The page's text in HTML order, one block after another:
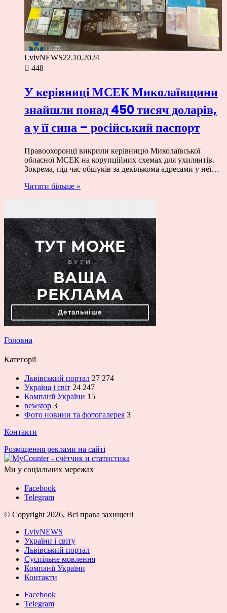
LvivNEWS22.10.2024
448
У керівниці МСЕК Миколаївщини
знайшли понад 450 тисяч доларів,
а у її сина – російський паспорт
Правоохоронці викрили керівницю Миколаївської
обласної МСЕК на корупційних схемах для ухилянтів.
Зокрема, під час обшуків за декількома адресами у неї…
Читати більше »
Головна
Категорії
Львівський портал 27 274
Україна і світ 24 247
Компанії України 15
newstop 3
Фото новини та фотогалерея 3
Контакти
Розміщення реклами на сайті
Ми у соціальних мережах
Facebook
Telegram
© Copyright 2026, Всі права захищені
LvivNEWS
України і світу
Львівський портал
Суспільне мовлення
Компанії України
Контакти
Facebook
Telegram